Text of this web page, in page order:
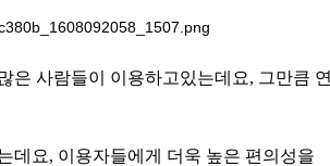
은 사람들이 이용하고있는데요, 그만큼 연
데요, 이용자들에게 더욱 높은 편의성을